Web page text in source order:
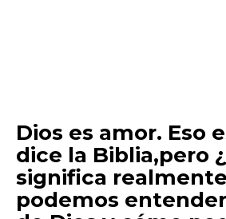
Dios es amor. Eso
dice la Biblia,pero
significa
podemos